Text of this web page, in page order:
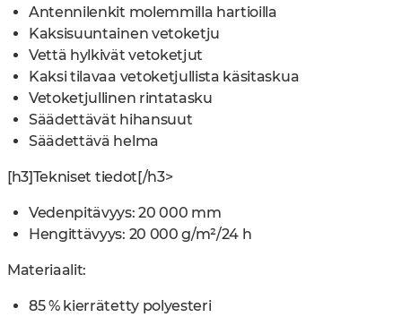
Antennilenkit molemmilla hartioilla
Kaksisuuntainen vetoketju
Vettä hylkivät vetoketjut
Kaksi tilavaa vetoketjullista käsitaskua
Vetoketjullinen rintatasku
Säädettävät hihansuut
Säädettävä helma
[h3]Tekniset tiedot[/h3>
Vedenpitävyys: 20 000 mm
Hengittävyys: 20 000 g/m²/24 h
Materiaalit:
85 % kierrätetty polyesteri